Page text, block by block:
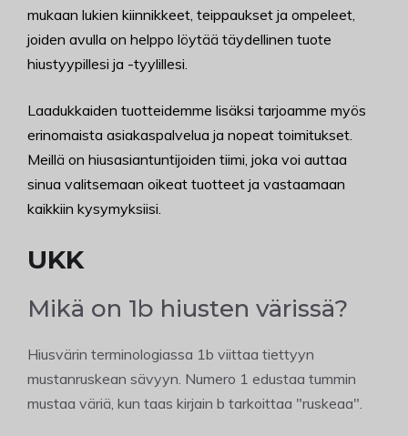
mukaan lukien kiinnikkeet, teippaukset ja ompeleet,
joiden avulla on helppo löytää täydellinen tuote
hiustyypillesi ja -tyylillesi.
Laadukkaiden tuotteidemme lisäksi tarjoamme myös
erinomaista asiakaspalvelua ja nopeat toimitukset.
Meillä on hiusasiantuntijoiden tiimi, joka voi auttaa
sinua valitsemaan oikeat tuotteet ja vastaamaan
kaikkiin kysymyksiisi.
UKK
Mikä on 1b hiusten värissä?
Hiusvärin terminologiassa 1b viittaa tiettyyn
mustanruskean sävyyn. Numero 1 edustaa tummin
mustaa väriä, kun taas kirjain b tarkoittaa "ruskeaa".